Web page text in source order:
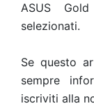
ASUS
selezionati.
Se questo
sempre
iscriviti alla